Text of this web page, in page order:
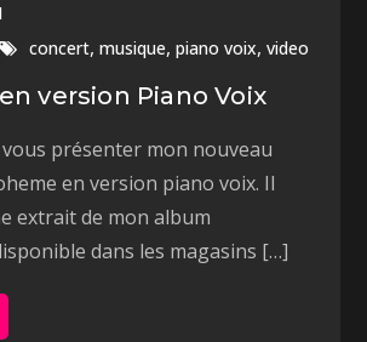
concert,musique,piano voix,video
version Piano Voix
présenter mon nouveau
en version piano voix. Il
extrait de mon album
dans les magasins […]